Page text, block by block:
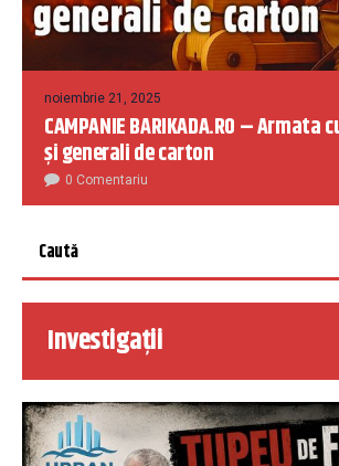
noiembrie 21, 2025
CAMPANIE BARIKADA.RO – Armata
și generali de carton
0 Comentariu
Investigații